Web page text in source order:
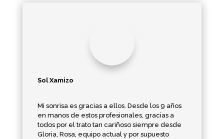
Sol Xamizo
Mi sonrisa es gracias a ellos. Desde los 9 años
en manos de estos profesionales, gracias a
todos por el trato tan cariñoso siempre desde
Gloria, Rosa, equipo actual y por supuesto